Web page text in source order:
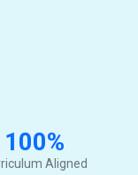
100%
Aligned